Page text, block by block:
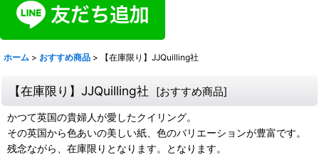
ホーム > おすすめ商品 > 【在庫限り】JJQuilling社
【在庫限り】JJQuilling社 [おすすめ商品]
かつて英国の貴婦人が愛したクイリング。
その英国から色あいの美しい紙、色のバリエーションが豊富です。
残念ながら、在庫限りとなります。となります。